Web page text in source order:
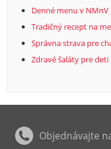
Denné menu v
Tradičný recept na
Správna strava pre
Zdravé šaláty pre deti
Objednávajte